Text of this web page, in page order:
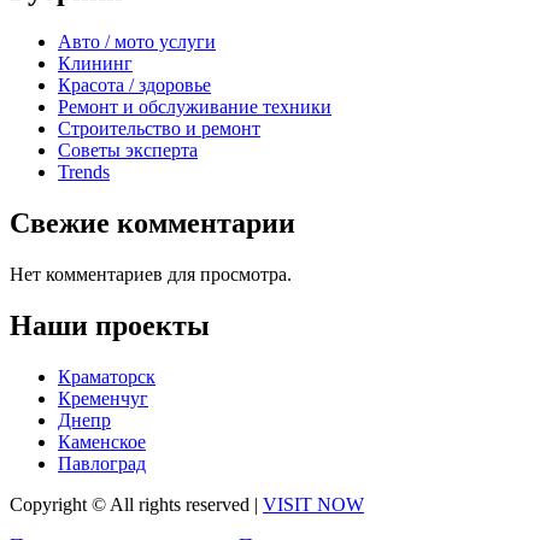
Авто / мото услуги
Клининг
Красота / здоровье
Ремонт и обслуживание техники
Строительство и ремонт
Советы эксперта
Trends
Свежие комментарии
Нет комментариев для просмотра.
Наши проекты
Краматорск
Кременчуг
Днепр
Каменское
Павлоград
Copyright © All rights reserved | VISIT NOW